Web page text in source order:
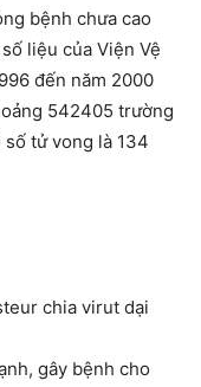
bệnh chưa cao
liệu của Viện Vệ
đến năm 2000
542405 trường
tử vong là 134
chia virut dại
gây bệnh cho